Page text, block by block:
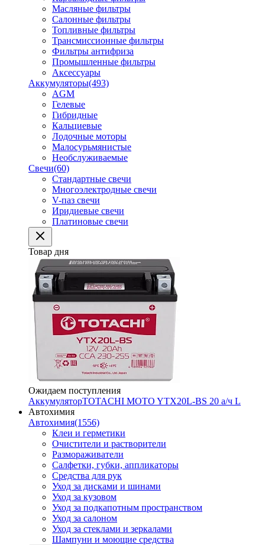
Масляные фильтры
Салонные фильтры
Топливные фильтры
Трансмиссионные фильтры
Фильтры антифриза
Промышленные фильтры
Аксессуары
Аккумуляторы(493)
AGM
Гелевые
Гибридные
Кальциевые
Лодочные моторы
Малосурьмянистые
Необслуживаемые
Свечи(60)
Стандартные свечи
Многоэлектродные свечи
V-паз свечи
Иридиевые свечи
Платиновые свечи
Товар дня
Ожидаем поступления
АккумуляторTOTACHI MOTO YTX20L-BS 20 а/ч L
Автохимия
Автохимия(1556)
Клеи и герметики
Очистители и растворители
Размораживатели
Салфетки, губки, аппликаторы
Средства для рук
Уход за дисками и шинами
Уход за кузовом
Уход за подкапотным пространством
Уход за салоном
Уход за стеклами и зеркалами
Шампуни и моющие средства